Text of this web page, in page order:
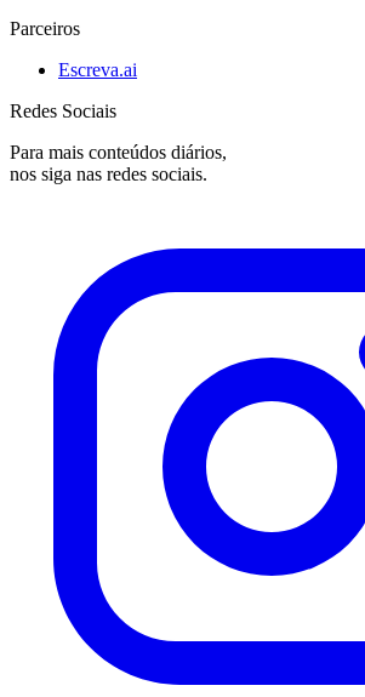
Parceiros
Escreva.ai
Redes Sociais
Para mais conteúdos diários,
nos siga nas redes sociais.